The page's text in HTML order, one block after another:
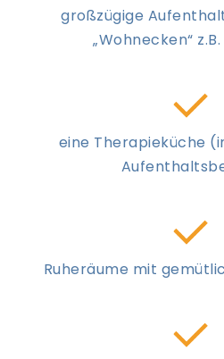
großzügige
„Wohnecken“
eine Therapieküche
Ruheräume mit